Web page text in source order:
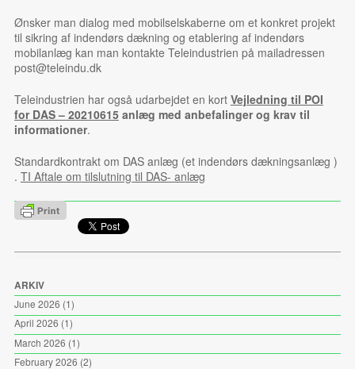
Ønsker man dialog med mobilselskaberne om et konkret projekt
til sikring af indendørs dækning og etablering af indendørs
mobilanlæg kan man kontakte Teleindustrien på mailadressen
post@teleindu.dk
Teleindustrien har også udarbejdet en kort Vejledning til POI
for DAS – 20210615anlæg med anbefalinger og krav til
informationer.
Standardkontrakt om DAS anlæg (et indendørs dækningsanlæg )
. TI Aftale om tilslutning til DAS- anlæg
ARKIV
June 2026 (1)
April 2026 (1)
March 2026 (1)
February 2026 (2)